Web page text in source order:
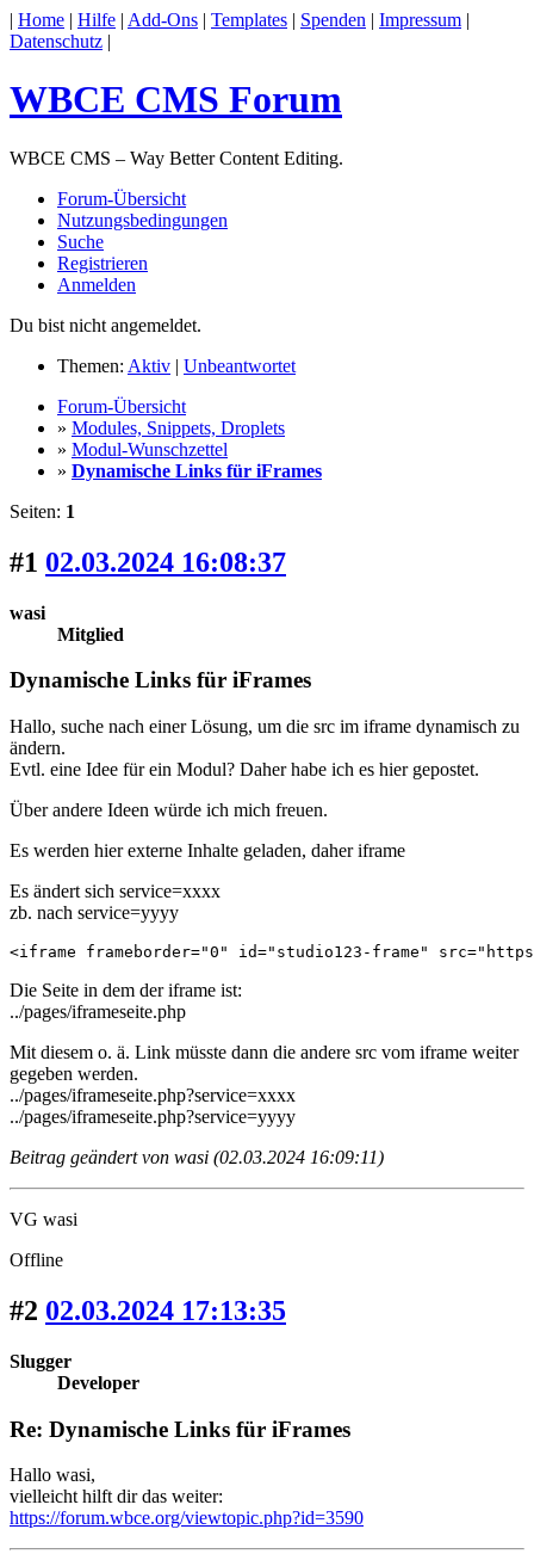
| Home | Hilfe | Add-Ons | Templates | Spenden | Impressum |
Datenschutz |
WBCE CMS Forum
WBCE CMS – Way Better Content Editing.
Forum-Übersicht
Nutzungsbedingungen
Suche
Registrieren
Anmelden
Du bist nicht angemeldet.
Themen: Aktiv | Unbeantwortet
Forum-Übersicht
» Modules, Snippets, Droplets
» Modul-Wunschzettel
» Dynamische Links für iFrames
Seiten: 1
#1 02.03.2024 16:08:37
wasi
Mitglied
Dynamische Links für iFrames
Hallo, suche nach einer Lösung, um die src im iframe dynamisch zu
ändern.
Evtl. eine Idee für ein Modul? Daher habe ich es hier gepostet.
Über andere Ideen würde ich mich freuen.
Es werden hier externe Inhalte geladen, daher iframe
Es ändert sich service=xxxx
zb. nach service=yyyy
<iframe frameborder="0" id="studio123-frame"
Die Seite in dem der iframe ist:
../pages/iframeseite.php
Mit diesem o. ä. Link müsste dann die andere src vom iframe weiter
gegeben werden.
../pages/iframeseite.php?service=xxxx
../pages/iframeseite.php?service=yyyy
Beitrag geändert von wasi (02.03.2024 16:09:11)
VG wasi
Offline
#2 02.03.2024 17:13:35
Slugger
Developer
Re: Dynamische Links für iFrames
Hallo wasi,
vielleicht hilft dir das weiter:
https://forum.wbce.org/viewtopic.php?id=3590